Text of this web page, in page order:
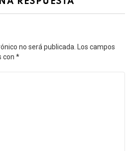
no será publicada.
Los campos
con *